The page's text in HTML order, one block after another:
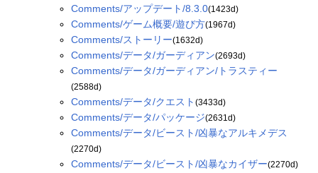
Comments/アップデート/8.3.0(1423d)
Comments/ゲーム概要/遊び方(1967d)
Comments/ストーリー(1632d)
Comments/データ/ガーディアン(2693d)
Comments/データ/ガーディアン/トラスティー
(2588d)
Comments/データ/クエスト (3433d)
Comments/データ/パッケージ(2631d)
Comments/データ/ビースト/凶暴なアルキメデス
(2270d)
Comments/データ/ビースト/凶暴なカイザー(2270d)